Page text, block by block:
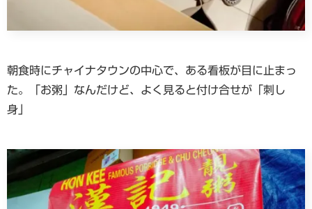
朝食時にチャイナタウンの中心で、ある看板が目に止まっ
た。「お粥」なんだけど、よく見ると付け合せが「刺し
身」